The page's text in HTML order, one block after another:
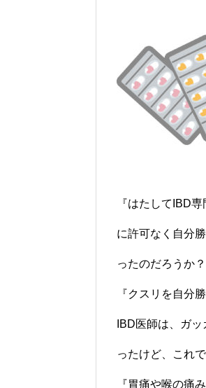
『はたしてIBD
に許可なく自分
ったのだろうか？
『クスリを自分
IBD医師は、ガ
ったけど、これ
『胃痛や喉の痛